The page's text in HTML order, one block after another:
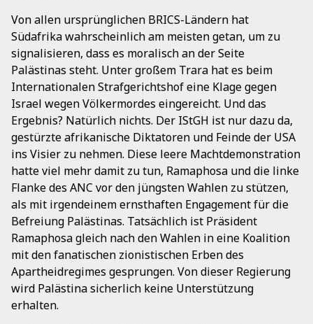
Von allen ursprünglichen BRICS-Ländern hat
Südafrika wahrscheinlich am meisten getan, um zu
signalisieren, dass es moralisch an der Seite
Palästinas steht. Unter großem Trara hat es beim
Internationalen Strafgerichtshof eine Klage gegen
Israel wegen Völkermordes eingereicht. Und das
Ergebnis? Natürlich nichts. Der IStGH ist nur dazu da,
gestürzte afrikanische Diktatoren und Feinde der USA
ins Visier zu nehmen. Diese leere Machtdemonstration
hatte viel mehr damit zu tun, Ramaphosa und die linke
Flanke des ANC vor den jüngsten Wahlen zu stützen,
als mit irgendeinem ernsthaften Engagement für die
Befreiung Palästinas. Tatsächlich ist Präsident
Ramaphosa gleich nach den Wahlen in eine Koalition
mit den fanatischen zionistischen Erben des
Apartheidregimes gesprungen. Von dieser Regierung
wird Palästina sicherlich keine Unterstützung
erhalten.